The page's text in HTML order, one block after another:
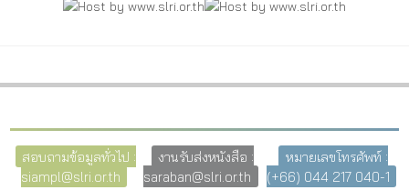
สอบถามข้อมูลทั่วไป :
siampl@slri.or.th
งานรับส่งหนังสือ :
saraban@slri.or.th
หมายเลขโทรศัพท์ :
(+66) 044 217 040-1